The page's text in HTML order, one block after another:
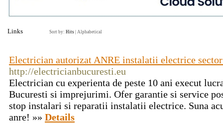
Links Sort by: Hits Alphabetical
Electrician autorizat ANRE instalatii electrice
http://electricianbucuresti.eu
Electrician cu experienta de peste 10 ani execut
Bucuresti si imprejurimi. Ofer garantie si service
stop instalari si reparatii instalatii electrice. Suna
anre! »» Details